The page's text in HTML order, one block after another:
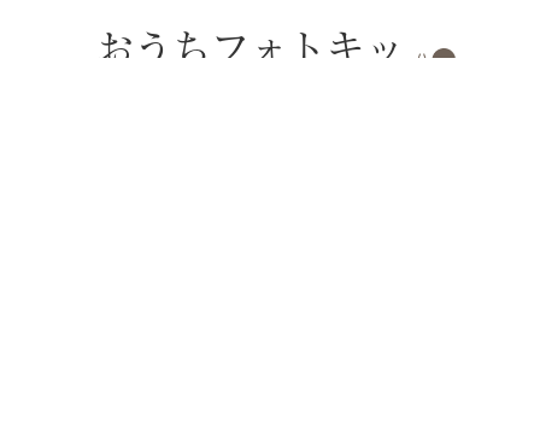
おうちフォトキッ